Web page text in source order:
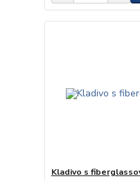
Kladivo s